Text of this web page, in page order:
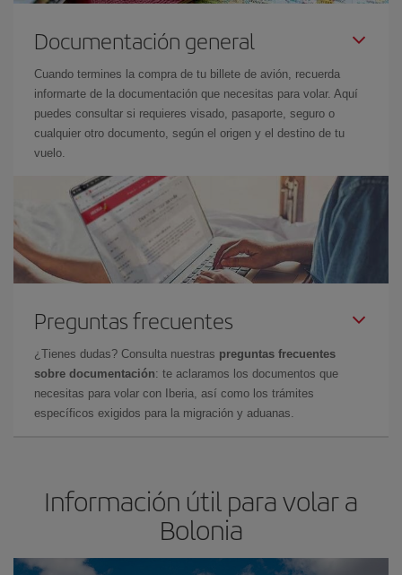
Documentación general
Cuando termines la compra de tu billete de avión, recuerda
informarte de la documentación que necesitas para volar. Aquí
puedes consultar si requieres visado, pasaporte, seguro o
cualquier otro documento, según el origen y el destino de tu
vuelo.
Preguntas frecuentes
¿Tienes dudas? Consulta nuestras preguntas frecuentes
sobre documentación: te aclaramos los documentos que
necesitas para volar con Iberia, así como los trámites
específicos exigidos para la migración y aduanas.
Información útil para volar a
Bolonia